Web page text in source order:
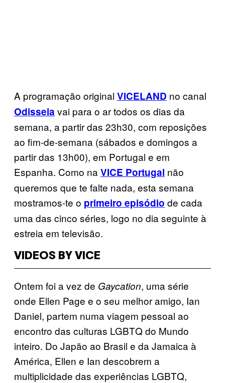
A programação original VICELAND no canal
Odisseia vai para o ar todos os dias da
semana, a partir das 23h30, com reposições
ao fim-de-semana (sábados e domingos a
partir das 13h00), em Portugal e em
Espanha. Como na VICE Portugal não
queremos que te falte nada, esta semana
mostramos-te o primeiro episódio de cada
uma das cinco séries, logo no dia seguinte à
estreia em televisão.
VIDEOS BY VICE
Ontem foi a vez de Gaycation, uma série
onde Ellen Page e o seu melhor amigo, Ian
Daniel, partem numa viagem pessoal ao
encontro das culturas LGBTQ do Mundo
inteiro. Do Japão ao Brasil e da Jamaica à
América, Ellen e Ian descobrem a
multiplicidade das experiências LGBTQ,